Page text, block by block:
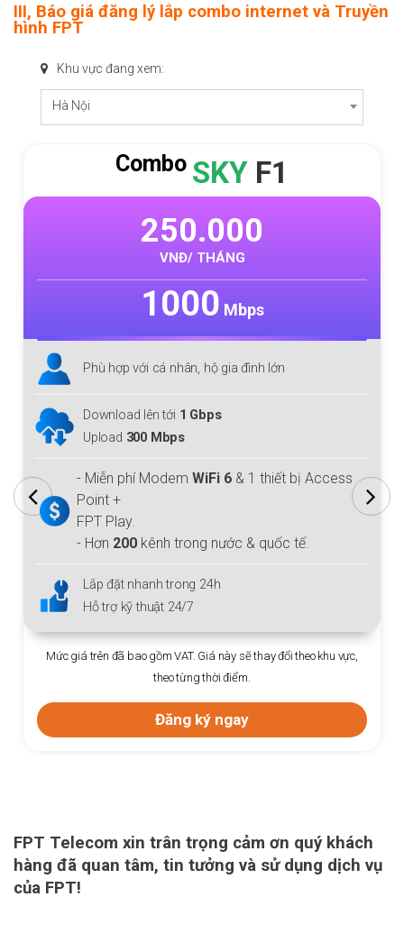
III, Báo giá đăng lý lắp combo internet và Truyền
hình FPT
Khu vực đang xem:
Hà Nội
Combo SKY F1
250.000
VNĐ/ THÁNG
1000 Mbps
Phù hợp với cá nhân, hộ gia đình lớn
Download lên tới 1 Gbps
Upload 300 Mbps
- Miễn phí Modem WiFi 6 & 1 thiết bị Access
Point +
FPT Play.
- Hơn 200 kênh trong nước & quốc tế.
Lắp đặt nhanh trong 24h
Hỗ trợ kỹ thuật 24/7
Mức giá trên đã bao gồm VAT. Giá này sẽ thay đổi theo khu vực,
theo từng thời điểm.
Đăng ký ngay
FPT Telecom xin trân trọng cảm ơn quý khách
hàng đã quan tâm, tin tưởng và sử dụng dịch vụ
của FPT!